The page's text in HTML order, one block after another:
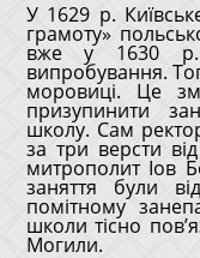
У 1629 р.
грамоту»
вже у 1630 р.
випробування.
моровиці. Це
призупинити
школу. Сам
за три версти
митрополит Іов
заняття були
помітному
школи тісно
Могили.